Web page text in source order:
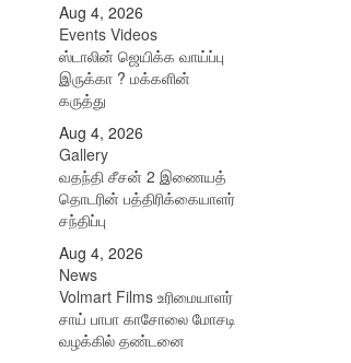
Aug 4, 2026
Events Videos
ஸ்டாலின் ஜெயிக்க வாய்ப்பு
இருக்கா ? மக்களின்
கருத்து
Aug 4, 2026
Gallery
வதந்தி சீசன் 2 இணையத்
தொடரின் பத்திரிக்கையாளர்
சந்திப்பு
Aug 4, 2026
News
Volmart Films உரிமையாளர்
சாய் பாபா காசோலை மோசடி
வழக்கில் தண்டனை